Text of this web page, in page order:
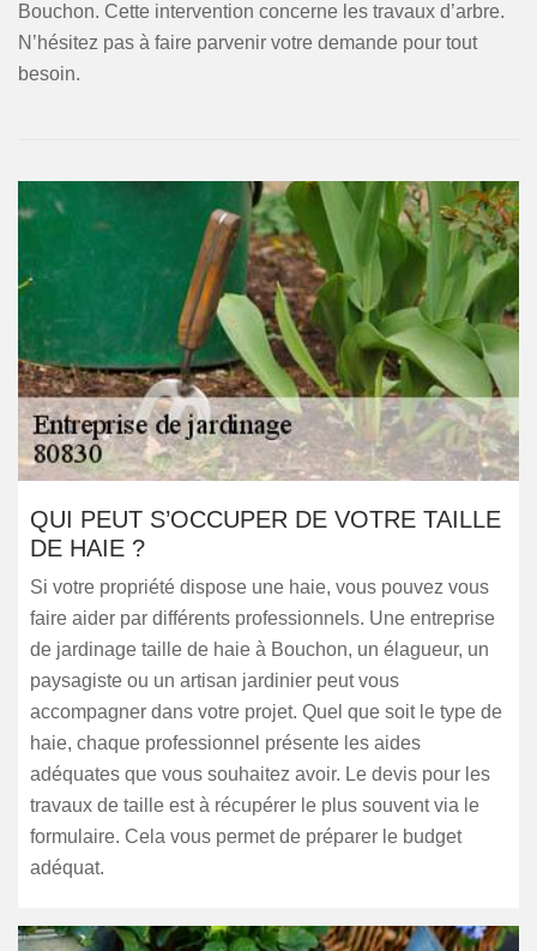
Bouchon. Cette intervention concerne les travaux d’arbre.
N’hésitez pas à faire parvenir votre demande pour tout
besoin.
QUI PEUT S’OCCUPER DE VOTRE TAILLE
DE HAIE ?
Si votre propriété dispose une haie, vous pouvez vous
faire aider par différents professionnels. Une entreprise
de jardinage taille de haie à Bouchon, un élagueur, un
paysagiste ou un artisan jardinier peut vous
accompagner dans votre projet. Quel que soit le type de
haie, chaque professionnel présente les aides
adéquates que vous souhaitez avoir. Le devis pour les
travaux de taille est à récupérer le plus souvent via le
formulaire. Cela vous permet de préparer le budget
adéquat.